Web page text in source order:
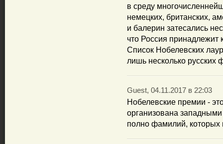
в среду
немецких, британских,
и балерин затесались
что Россия
Список Нобелевских
лишь несколько русских
Guest, 04.11.2017 в 22:03
Нобелевские премии -
организована
полно фамилий, которых